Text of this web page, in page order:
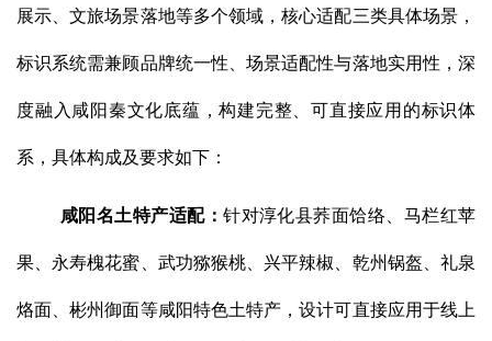
展示、文旅场景落地等多个领域，核心适配三类具体场景，
标识系统需兼顾品牌统一性、场景适配性与落地实用性，深
度融入咸阳秦文化底蕴，构建完整、可直接应用的标识体
系，具体构成及要求如下：
咸阳名土特产适配：针对淳化县荞面饸络、马栏红苹
果、永寿槐花蜜、武功猕猴桃、兴平辣椒、乾州锅盔、礼泉
烙面、彬州御面等咸阳特色土特产，设计可直接应用于线上